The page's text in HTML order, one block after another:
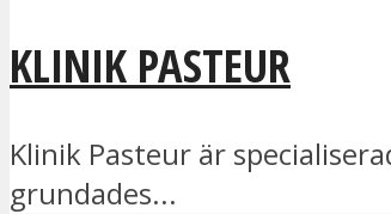
KLINIK PASTEUR
Klinik Pasteur är
grundades...